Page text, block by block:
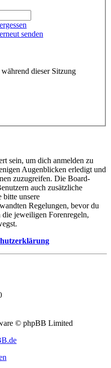
senden
dieser Sitzung
sein, um dich anmelden zu
Augenblicken erledigt und
zuzugreifen. Die Board-
auch zusätzliche
bitte unsere
Regelungen, bevor du
jeweiligen Forenregeln,
© phpBB Limited